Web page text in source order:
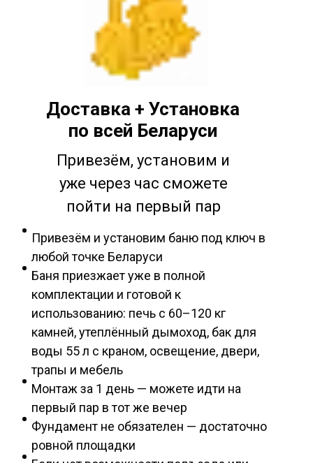
Привезём, установим и
уже через час сможете
пойти на первый пар
Доставка + Установка
по всей Беларуси
Привезём и установим баню под ключ в
любой точке Беларуси
Баня приезжает уже в полной
комплектации и готовой к
использованию: печь с 60–120 кг
камней, утеплённый дымоход, бак для
воды 55 л с краном, освещение, двери,
трапы и мебель
Монтаж за 1 день — можете идти на
первый пар в тот же вечер
Фундамент не обязателен — достаточно
ровной площадки